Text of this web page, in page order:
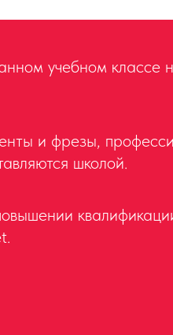
учебном классе
и фрезы,
школой.